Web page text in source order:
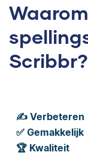
Scribbr?
✍️ Verbeteren
✅ Gemakkelijk
🏆 Kwaliteit